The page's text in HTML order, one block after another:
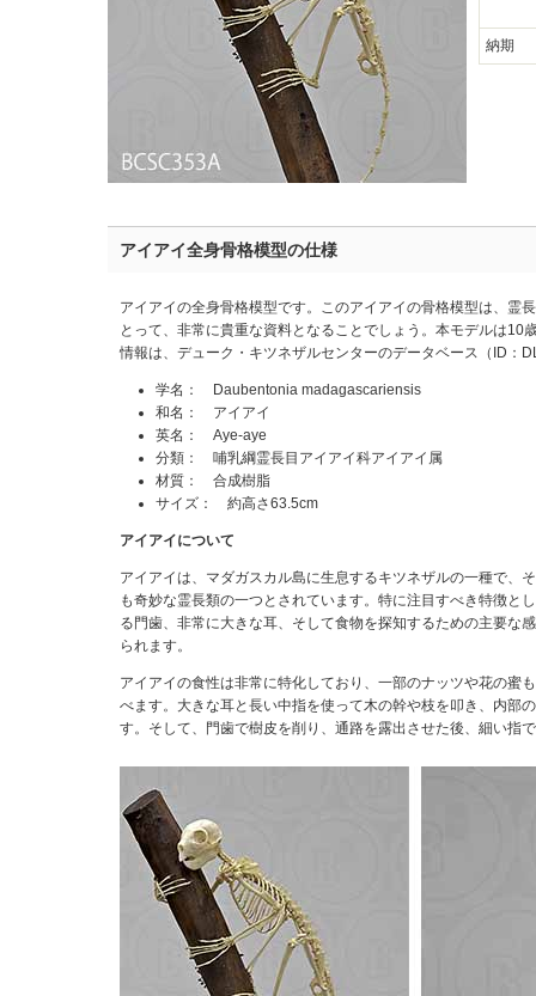
納期
アイアイ全身骨格模型の仕様
アイアイの全身骨格模型です。このアイアイの骨格模型は、霊
とって、非常に貴重な資料となることでしょう。本モデルは10
情報は、デューク・キツネザルセンターのデータベース（ID：
学名： Daubentonia madagascariensis
和名： アイアイ
英名： Aye-aye
分類： 哺乳綱霊長目アイアイ科アイアイ属
材質： 合成樹脂
サイズ： 約高さ63.5cm
アイアイについて
アイアイは、マダガスカル島に生息するキツネザルの一種で、
も奇妙な霊長類の一つとされています。特に注目すべき特徴と
る門歯、非常に大きな耳、そして食物を探知するための主要な
られます。
アイアイの食性は非常に特化しており、一部のナッツや花の蜜
べます。大きな耳と長い中指を使って木の幹や枝を叩き、内部
す。そして、門歯で樹皮を削り、通路を露出させた後、細い指